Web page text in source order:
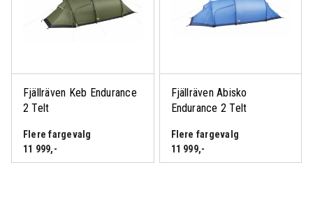
Fjällräven Keb Endurance
2 Telt
Flere fargevalg
11 999,-
Fjällräven Abisko
Endurance 2 Telt
Flere fargevalg
11 999,-